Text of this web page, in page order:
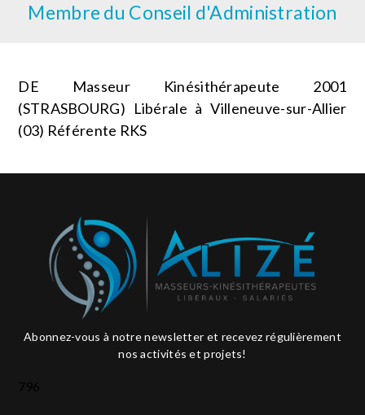
Membre du Conseil d'Administration
DE Masseur Kinésithérapeute 2001
(STRASBOURG) Libérale à Villeneuve-sur-Allier
(03) Référente RKS
Abonnez-vous à notre newsletter et recevez régulièrement
nos activités et projets!